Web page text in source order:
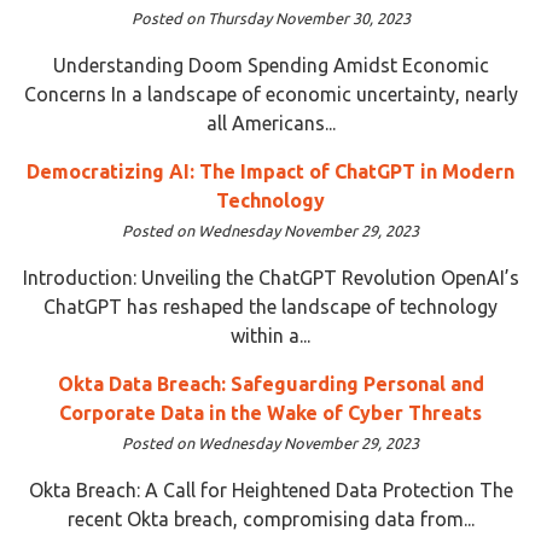
Posted on Thursday November 30, 2023
Understanding Doom Spending Amidst Economic
Concerns In a landscape of economic uncertainty, nearly
all Americans...
Democratizing AI: The Impact of ChatGPT in Modern
Technology
Posted on Wednesday November 29, 2023
Introduction: Unveiling the ChatGPT Revolution OpenAI’s
ChatGPT has reshaped the landscape of technology
within a...
Okta Data Breach: Safeguarding Personal and
Corporate Data in the Wake of Cyber Threats
Posted on Wednesday November 29, 2023
Okta Breach: A Call for Heightened Data Protection The
recent Okta breach, compromising data from...